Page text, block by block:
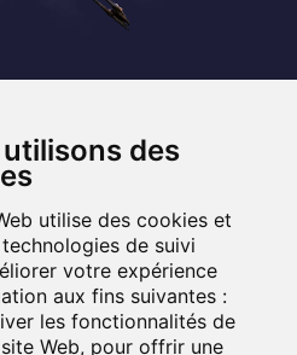
des
utilise des cookies et
de suivi
votre expérience
aux fins suivantes :
les fonctionnalités de
Web, pour offrir une